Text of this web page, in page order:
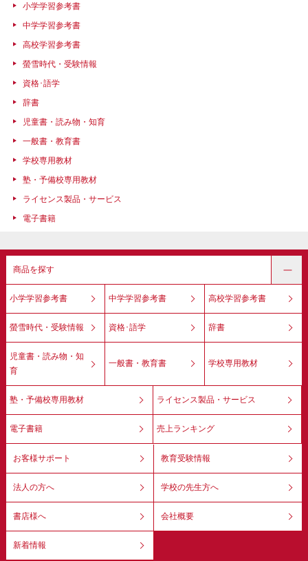
小学学習参考書
中学学習参考書
高校学習参考書
螢雪時代・受験情報
資格･語学
辞書
児童書・読み物・知育
一般書・教育書
学校専用教材
塾・予備校専用教材
ライセンス製品・サービス
電子書籍
商品を探す
小学学習参考書 中学学習参考書 高校学習参考書
螢雪時代・受験情報 資格･語学 辞書
児童書・読み物・知
育
一般書・教育書 学校専用教材
塾・予備校専用教材 ライセンス製品・サービス
電子書籍 売上ランキング
お客様サポート 教育受験情報
法人の方へ 学校の先生方へ
書店様へ 会社概要
新着情報